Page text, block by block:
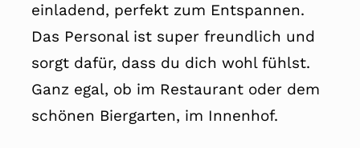
einladend, perfekt zum Entspannen.
Das Personal ist super freundlich und
sorgt dafür, dass du dich wohl fühlst.
Ganz egal, ob im Restaurant oder dem
schönen Biergarten, im Innenhof.